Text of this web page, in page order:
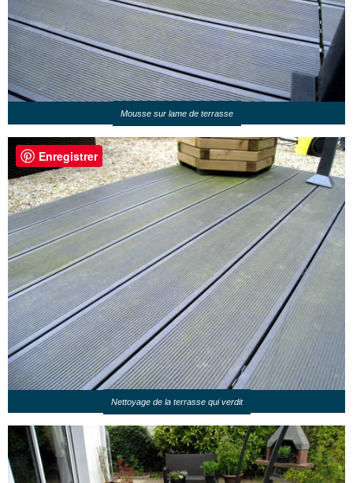
Mousse sur lame de terrasse
Nettoyage de la terrasse qui verdit
Enregistrer